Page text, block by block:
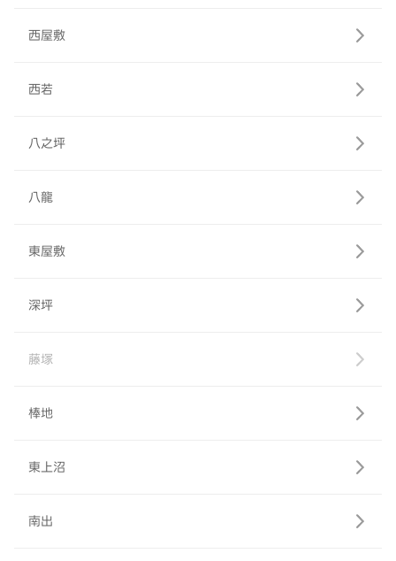
西屋敷
西若
八之坪
八龍
東屋敷
深坪
藤塚
棒地
東上沼
南出